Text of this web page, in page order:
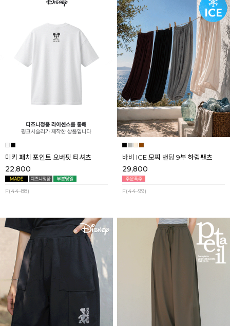
미키 패치 포인트 오버핏 티셔츠
22,800
F(44-88)
바비 ICE 모찌 밴딩 9부 하렘팬츠
29,800
F(44-99)